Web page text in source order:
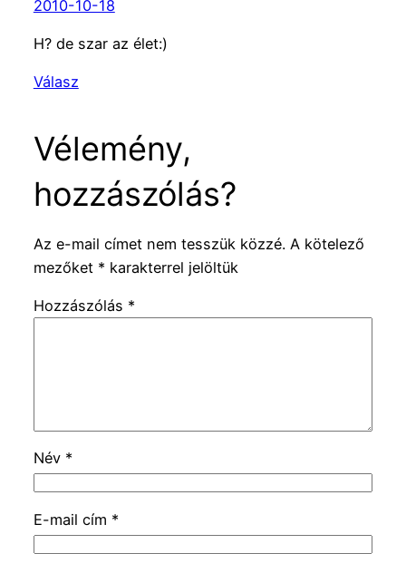
2010-10-18
H? de szar az élet:)
Válasz
Vélemény,
hozzászólás?
Az e-mail címet nem tesszük közzé. A kötelező
mezőket * karakterrel jelöltük
Hozzászólás *
Név *
E-mail cím *